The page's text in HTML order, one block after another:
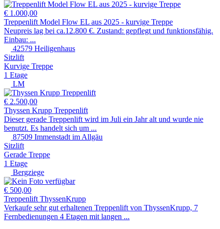
€ 1.000,00
Treppenlift Model Flow EL aus 2025 - kurvige Treppe
Neupreis lag bei ca.12.800 €. Zustand: gepflegt und funktionsfähig.
Einbau: ...
42579 Heiligenhaus
Sitzlift
Kurvige Treppe
1 Etage
LM
€ 2.500,00
Thyssen Krupp Treppenlift
Dieser gerade Treppenlift wird im Juli ein Jahr alt und wurde nie
benutzt. Es handelt sich um ...
87509 Immenstadt im Allgäu
Sitzlift
Gerade Treppe
1 Etage
Bergziege
€ 500,00
Treppenlift ThyssenKrupp
Verkaufe sehr gut erhaltenen Treppenlift von ThyssenKrupp, 7
Fernbedienungen 4 Etagen mit langen ...